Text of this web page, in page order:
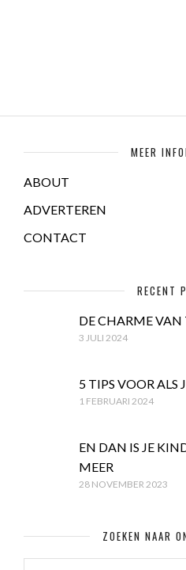
MEER
ABOUT
ADVERTEREN
CONTACT
RECENT
DE CHARME VAN
3 JULI 2024
5 TIPS VOOR ALS
1 FEBRUARI 2024
EN DAN IS JE
MEER
28 NOVEMBER 2023
ZOEKEN NAAR
ZOEKEN